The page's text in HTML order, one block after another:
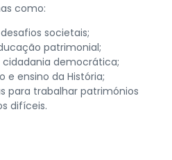
como:
societais;
patrimonial;
democrática;
e ensino da História;
para trabalhar patrimónios
difíceis.